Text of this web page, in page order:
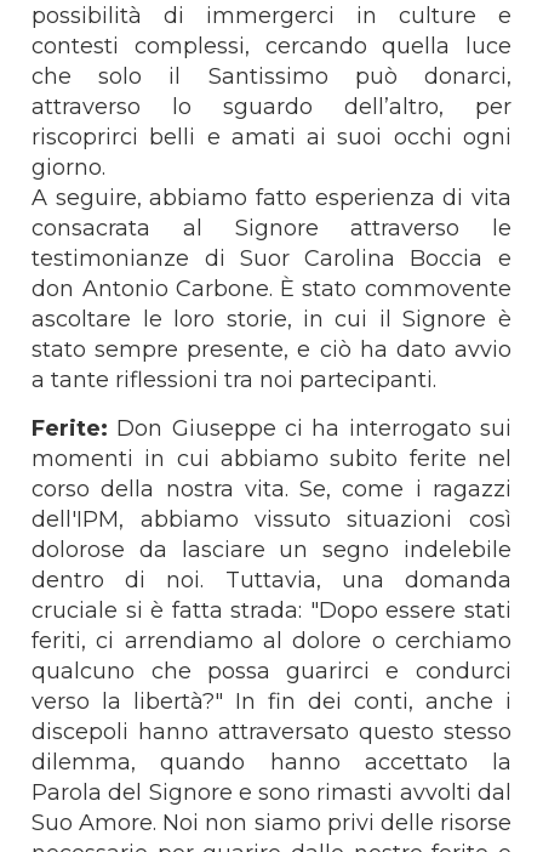
possibilità di immergerci in culture e
contesti complessi, cercando quella luce
che solo il Santissimo può donarci,
attraverso lo sguardo dell’altro, per
riscoprirci belli e amati ai suoi occhi ogni
giorno.
A seguire, abbiamo fatto esperienza di vita
consacrata al Signore attraverso le
testimonianze di Suor Carolina Boccia e
don Antonio Carbone. È stato commovente
ascoltare le loro storie, in cui il Signore è
stato sempre presente, e ciò ha dato avvio
a tante riflessioni tra noi partecipanti.
Ferite: Don Giuseppe ci ha interrogato sui
momenti in cui abbiamo subito ferite nel
corso della nostra vita. Se, come i ragazzi
dell'IPM, abbiamo vissuto situazioni così
dolorose da lasciare un segno indelebile
dentro di noi. Tuttavia, una domanda
cruciale si è fatta strada: "Dopo essere stati
feriti, ci arrendiamo al dolore o cerchiamo
qualcuno che possa guarirci e condurci
verso la libertà?" In fin dei conti, anche i
discepoli hanno attraversato questo stesso
dilemma, quando hanno accettato la
Parola del Signore e sono rimasti avvolti dal
Suo Amore. Noi non siamo privi delle risorse